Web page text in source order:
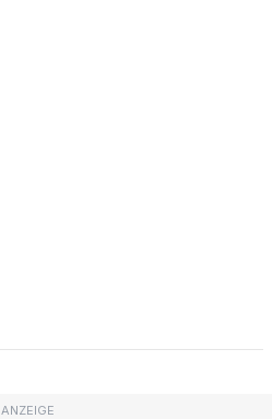
ANZEIGE